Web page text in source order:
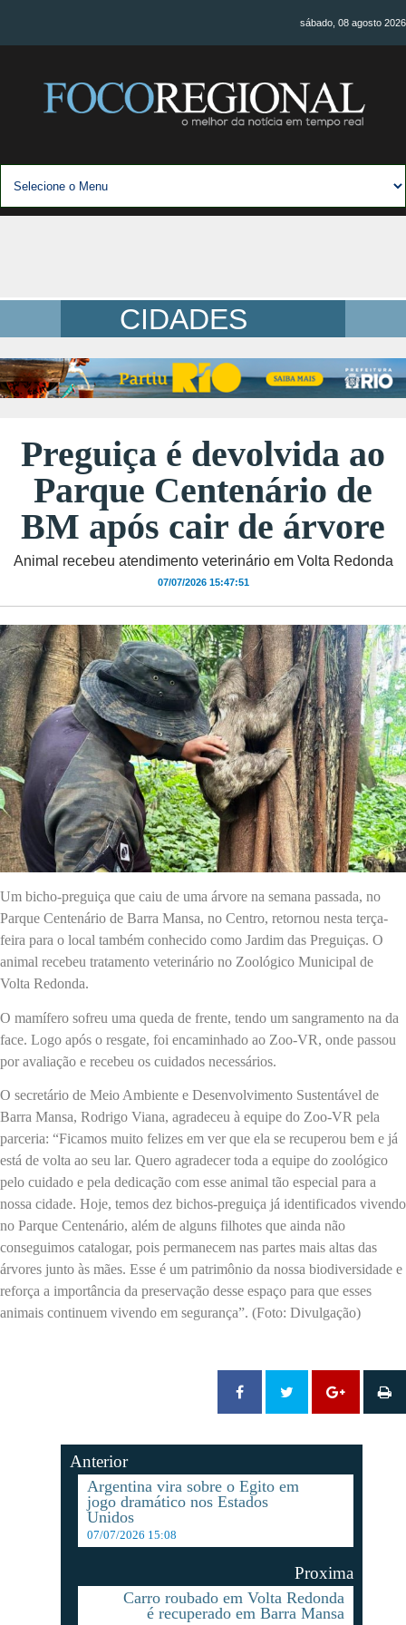
sábado, 08 agosto 2026
CIDADES
Preguiça é devolvida ao
Parque Centenário de
BM após cair de árvore
Animal recebeu atendimento veterinário em Volta Redonda
07/07/2026 15:47:51
Um bicho-preguiça que caiu de uma árvore na semana passada, no
Parque Centenário de Barra Mansa, no Centro, retornou nesta terça-
feira para o local também conhecido como Jardim das Preguiças. O
animal recebeu tratamento veterinário no Zoológico Municipal de
Volta Redonda.
O mamífero sofreu uma queda de frente, tendo um sangramento na da
face. Logo após o resgate, foi encaminhado ao Zoo-VR, onde passou
por avaliação e recebeu os cuidados necessários.
O secretário de Meio Ambiente e Desenvolvimento Sustentável de
Barra Mansa, Rodrigo Viana, agradeceu à equipe do Zoo-VR pela
parceria: “Ficamos muito felizes em ver que ela se recuperou bem e já
está de volta ao seu lar. Quero agradecer toda a equipe do zoológico
pelo cuidado e pela dedicação com esse animal tão especial para a
nossa cidade. Hoje, temos dez bichos-preguiça já identificados vivendo
no Parque Centenário, além de alguns filhotes que ainda não
conseguimos catalogar, pois permanecem nas partes mais altas das
árvores junto às mães. Esse é um patrimônio da nossa biodiversidade e
reforça a importância da preservação desse espaço para que esses
animais continuem vivendo em segurança”. (Foto: Divulgação)
Anterior
Argentina vira sobre o Egito em
jogo dramático nos Estados
Unidos
07/07/2026 15:08
Proxima
Carro roubado em Volta Redonda
é recuperado em Barra Mansa